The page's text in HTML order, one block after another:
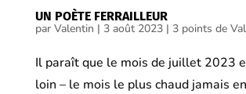
UN POÈTE FERRAILLEUR
par Valentin | 3 août 2023| 3 points de
Il paraît que le mois de juillet 2023
loin – le mois le plus chaud jamais